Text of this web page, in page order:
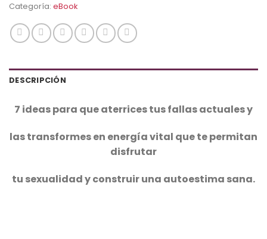
Categoría: eBook
DESCRIPCIÓN
7 ideas para que aterrices tus fallas actuales y
las transformes en energía vital que te permitan
disfrutar
tu sexualidad y construir una autoestima sana.